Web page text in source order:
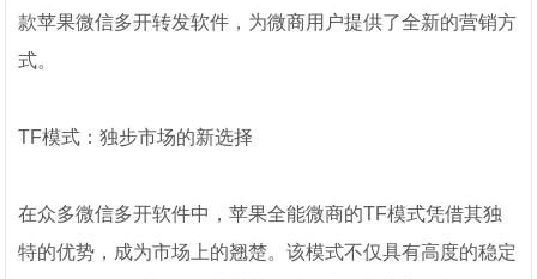
款苹果微信多开转发软件，为微商用户提供了全新的营销方
式。
TF模式：独步市场的新选择
在众多微信多开软件中，苹果全能微商的TF模式凭借其独
特的优势，成为市场上的翘楚。该模式不仅具有高度的稳定